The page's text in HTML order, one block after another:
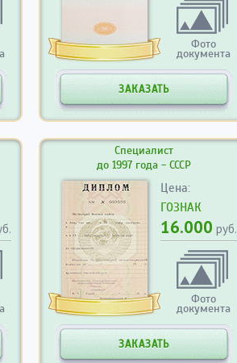
Фото
документа
ЗАКАЗАТЬ
Специалист
до 1997 года - СССР
Цена:
ГОЗНАК
16.000 руб.
Фото
документа
ЗАКАЗАТЬ